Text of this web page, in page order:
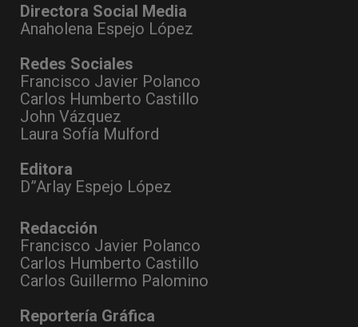
Directora Social Media
Anaholena Espejo López
Redes Sociales
Francisco Javier Polanco
Carlos Humberto Castillo
John Vázquez
Laura Sofía Mulford
Editora
D”Arlay Espejo López
Redacción
Francisco Javier Polanco
Carlos Humberto Castillo
Carlos Guillermo Palomino
Reportería Gráfica